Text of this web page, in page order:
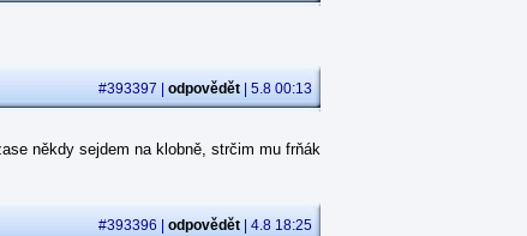
#393397 | odpovědět | 5.8 00:13
někdy sejdem na klobně, strčim mu frňák
#393396 | odpovědět | 4.8 18:25